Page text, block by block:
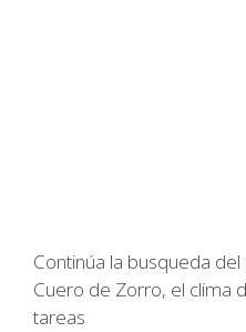
Continúa la busqueda
Cuero de Zorro, el clima
tareas